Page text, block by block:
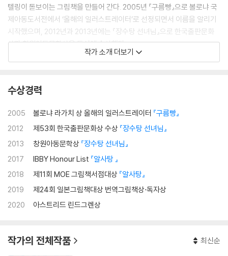
텔링이 돋보이는 그림책을 만들어 간다. 2005년 『구름빵』으로 볼로냐 국
제아동도서전에서 ‘올해의 일러스트레이터’로 선정되면서 이름을 알리기
시작했으며, 2012년과 2013년에는 『장수탕 선녀님』으로 한국출판문화
상과 창원아동문학상을 동시에 수상했다.
OE 그림책서점대상’을 수상했다. MOE 그림책서점대상은 일본 각지의 서
‘가장 팔고 싶은 그림책’에 주는 상이다. 이어 2019년에는 일본전국학교도
서관협회와 마이니치 신문사가 주관하는 ‘제24회 일본그림책대상’ 번역
그림책 부문과 독자상 부문을 동시에 수상했다. 이 중 독자상은 어린이와
교사, 사서 교사, 그림책 관계자들의 투표로 결정되는 만큼 더욱 의미가 깊
2020년에는 어린이책의 노벨상이라고 불리는 ‘아스트리드 린드그렌
상’을 수상하면서 세계에 널리 이름을 알렸다. 아스트리드 린드그랜상 선
동시킨다.”고 평했다. 백희나 작가의 작품은 한국 외에도 일본, 중국, 대만,
작가 소개 더보기
수상경력
2005 볼로냐 라가치 상 올해의 일러스트레이터 『구름빵』
2012
제53회 한국출판문화상 수상 『장수탕 선녀님』
2013
창원아동문학상 『장수탕 선녀님』
2017
IBBY Honour List 『알사탕 』
2018
제11회 MOE 그림책서점대상 『알사탕』
2019
제24회 일본그림책대상 번역그림책상·독자상
2020
아스트리드 린드그렌상
작가의 전체작품 최신순